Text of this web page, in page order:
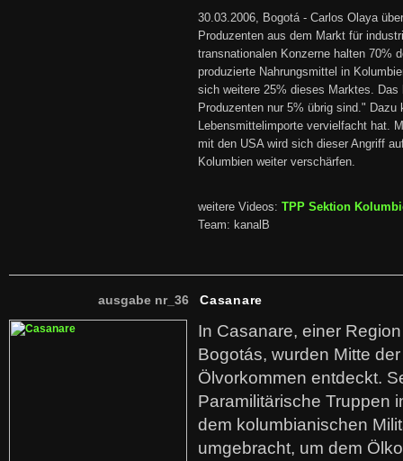
30.03.2006, Bogotá - Carlos Olaya
Produzenten aus dem Markt für
transnationalen Konzerne halten 70%
produzierte Nahrungsmittel in
sich weitere 25% dieses Marktes.
Produzenten nur 5% übrig sind."
Lebensmittelimporte vervielfacht hat.
mit den USA wird sich dieser Angriff
Kolumbien weiter verschärfen.
weitere Videos: TPP Sektion
Team: kanalB
ausgabe nr_36 Casanare
In Casanare, einer
Bogotás, wurden Mitte
Ölvorkommen entdeckt.
Paramilitärische Truppen
dem kolumbianischen
umgebracht, um dem